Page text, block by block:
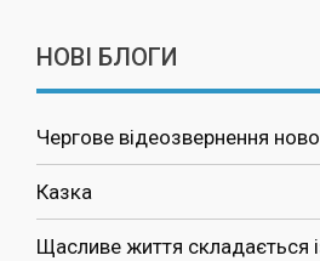
НОВІ БЛОГИ
Чергове відеозвернення
Казка
Щасливе життя складається